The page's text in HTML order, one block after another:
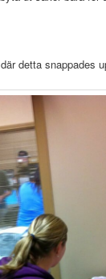
där detta snappades